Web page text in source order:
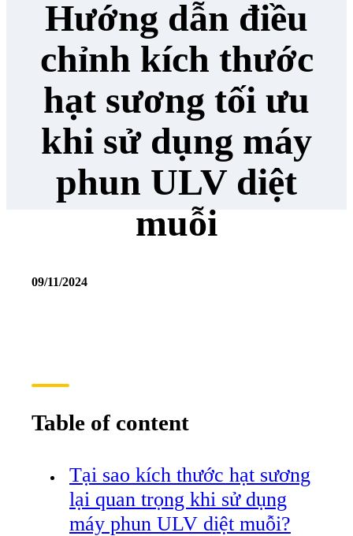
Hướng dẫn điều
chỉnh kích thước
hạt sương tối ưu
khi sử dụng máy
phun ULV diệt
muỗi
09/11/2024
Table of content
Tại sao kích thước hạt sương
lại quan trọng khi sử dụng
máy phun ULV diệt muỗi?